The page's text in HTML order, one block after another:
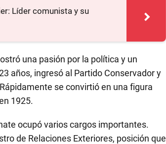
Líder comunista y su
una pasión por la política y un
años, ingresó al Partido Conservador y
se convirtió en una figura
1925.
ocupó varios cargos importantes.
de Relaciones Exteriores, posición que